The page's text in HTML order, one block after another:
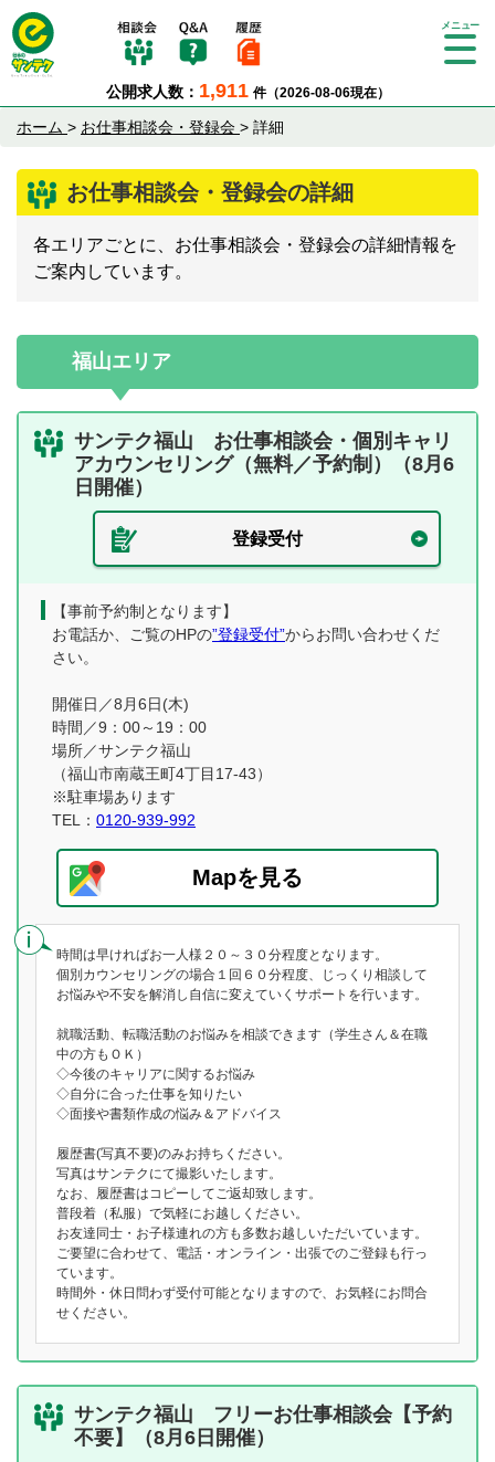
公開求人数： 1,911 件（2026-08-06現在）
Tog
ホーム > お仕事相談会・登録会 > 詳細
お仕事相談会・登録会の詳細
各エリアごとに、お仕事相談会・登録会の詳細情報を
ご案内しています。
福山エリア
サンテク福山 お仕事相談会・個別キャリ
アカウンセリング（無料／予約制）（8月6
日開催）
登録受付
【事前予約制となります】
お電話か、ご覧のHPの”登録受付”からお問い合わせくだ
さい。
開催日／8月6日(木)
時間／9：00～19：00
場所／サンテク福山
（福山市南蔵王町4丁目17-43）
※駐車場あります
TEL： 0120-939-992
Mapを見る
時間は早ければお一人様２０～３０分程度となります。
個別カウンセリングの場合１回６０分程度、じっくり相談して
お悩みや不安を解消し自信に変えていくサポートを行います。
就職活動、転職活動のお悩みを相談できます（学生さん＆在職
中の方もＯＫ）
◇今後のキャリアに関するお悩み
◇自分に合った仕事を知りたい
◇面接や書類作成の悩み＆アドバイス
履歴書(写真不要)のみお持ちください。
写真はサンテクにて撮影いたします。
なお、履歴書はコピーしてご返却致します。
普段着（私服）で気軽にお越しください。
お友達同士・お子様連れの方も多数お越しいただいています。
ご要望に合わせて、電話・オンライン・出張でのご登録も行っ
ています。
時間外・休日問わず受付可能となりますので、お気軽にお問合
せください。
サンテク福山 フリーお仕事相談会【予約
不要】（8月6日開催）